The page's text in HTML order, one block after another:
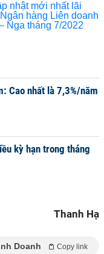
Cao nhất là 7,3%/năm
kỳ hạn trong tháng
Thanh Hạ
Doanh Copy link